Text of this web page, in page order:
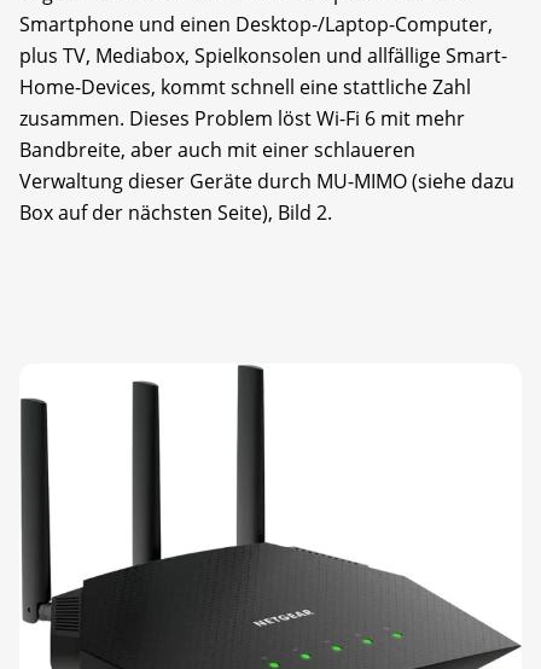
Smartphone und einen Desktop-/Laptop-Computer,
plus TV, Mediabox, Spielkonsolen und allfällige Smart-
Home-Devices, kommt schnell eine stattliche Zahl
zusammen. Dieses Problem löst Wi-Fi 6 mit mehr
Bandbreite, aber auch mit einer schlaueren
Verwaltung dieser Geräte durch MU-MIMO (siehe dazu
Box auf der nächsten Seite), Bild 2.